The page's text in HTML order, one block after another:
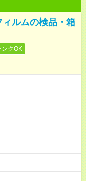
ィルムの検品・箱
ンクOK